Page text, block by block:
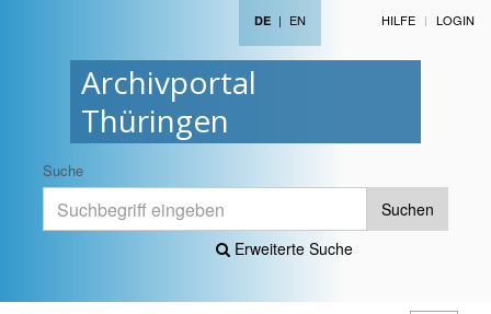
Archivportal
Thüringen
DE | EN HILFE LOGIN
Suche
Suchen
Erweiterte Suche